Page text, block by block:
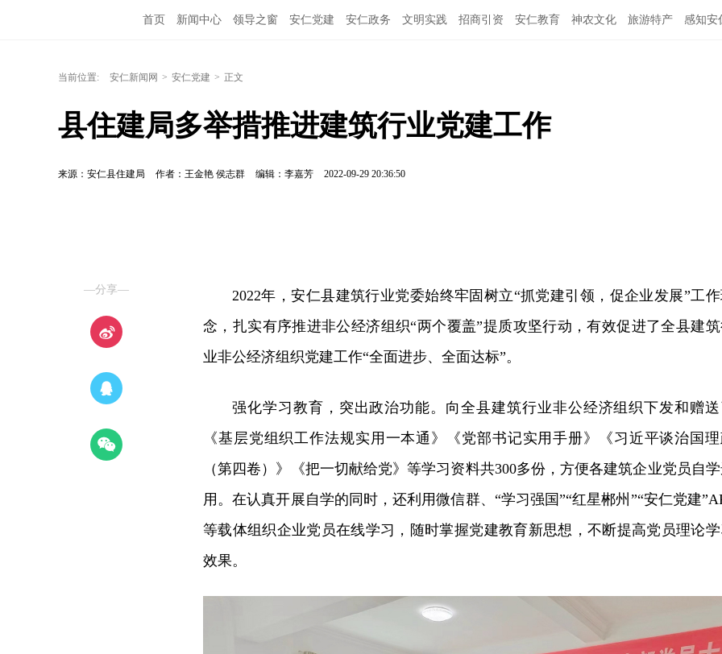
首页 新闻中心 领导之窗 安仁党建 安仁政务 文明实践 招商引资 安仁教育 神农文化 旅游特产 感知安
当前位置: 安仁新闻网 > 安仁党建 > 正文
县住建局多举措推进建筑行业党建工作
来源：安仁县住建局 作者：王金艳 侯志群 编辑：李嘉芳 2022-09-29 20:36:50
—分享—
2022年，安仁县建筑行业党委始终牢固树立“抓党建引领，促企业发展”工
念，扎实有序推进非公经济组织“两个覆盖”提质攻坚行动，有效促进了全县建
业非公经济组织党建工作“全面进步、全面达标”。
强化学习教育，突出政治功能。向全县建筑行业非公经济组织下发和赠
《基层党组织工作法规实用一本通》《党部书记实用手册》《习近平谈治国
（第四卷）》《把一切献给党》等学习资料共300多份，方便各建筑企业党员自
用。在认真开展自学的同时，还利用微信群、“学习强国”“红星郴州”“安仁党建
等载体组织企业党员在线学习，随时掌握党建教育新思想，不断提高党员理论
效果。